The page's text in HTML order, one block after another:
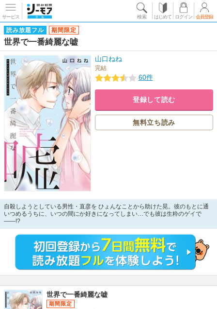
サービス 検索 はじめて ログイン 会員登録
読み放題フル 期間限定
世界で一番綺麗な嘘
山口ねね
完結
60件
登録して読む
無料立ち読み
自殺しようとしている男性・直彦を ひょんなことから助けた晃。彼のもとに通
いつめるうちに、いつの間にか好きになってしまい…でも彼は生粋のゲイで
――!?
世界で一番綺麗な嘘